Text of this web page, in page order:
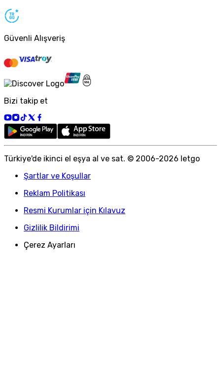
Güvenli Alışveriş
Bizi takip et
Türkiye'de ikinci el eşya al ve sat. © 2006-2026 letgo
Şartlar ve Koşullar
Reklam Politikası
Resmi Kurumlar için Kılavuz
Gizlilik Bildirimi
Çerez Ayarları